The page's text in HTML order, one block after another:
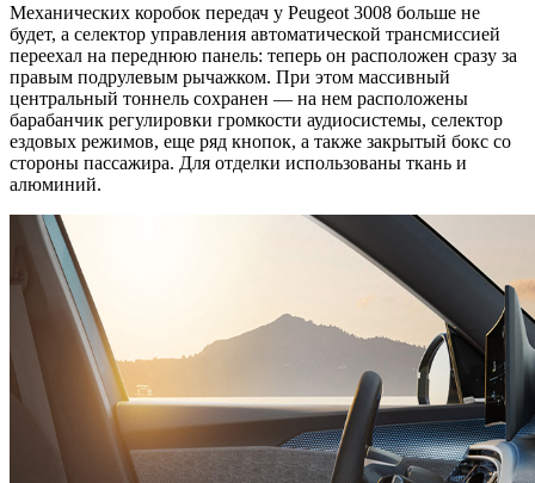
Механических коробок передач у Peugeot 3008 больше не
будет, а селектор управления автоматической трансмиссией
переехал на переднюю панель: теперь он расположен сразу за
правым подрулевым рычажком. При этом массивный
центральный тоннель сохранен — на нем расположены
барабанчик регулировки громкости аудиосистемы, селектор
ездовых режимов, еще ряд кнопок, а также закрытый бокс со
стороны пассажира. Для отделки использованы ткань и
алюминий.